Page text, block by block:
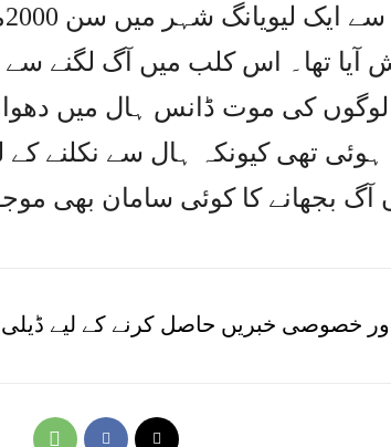
کی موت ڈانس ہال میں
تھی کیونکہ ہال سے نکلنے
آگ بجھانے کا کوئی سامان بھی
خصوصی خبریں حاصل کرنے کے لیے